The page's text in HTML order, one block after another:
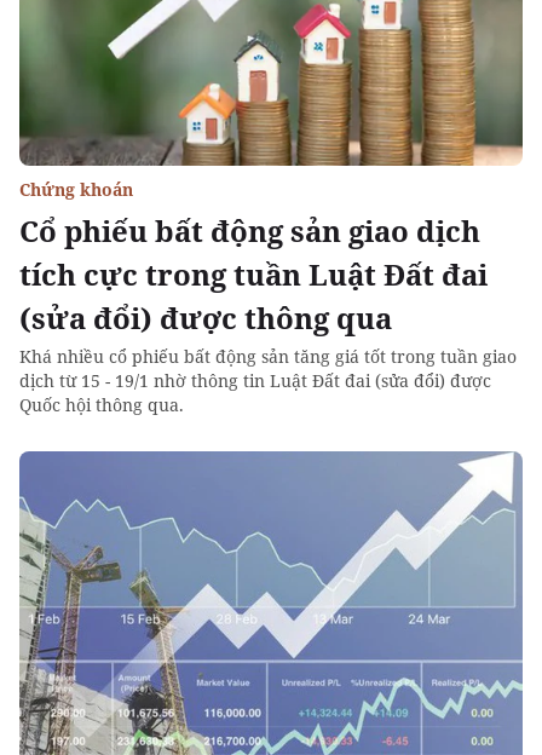
Cổ phiếu bất động sản giao dịch
tích cực trong tuần Luật Đất đai
(sửa đổi) được thông qua
Chứng khoán
Khá nhiều cổ phiếu bất động sản tăng giá tốt trong tuần giao
dịch từ 15 - 19/1 nhờ thông tin Luật Đất đai (sửa đổi) được
Quốc hội thông qua.